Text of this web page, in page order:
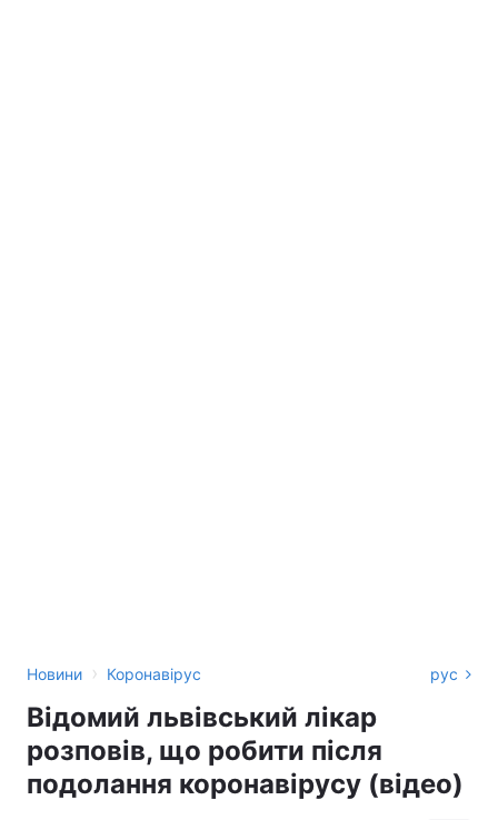
Новини › Коронавірус рус
Відомий львівський лікар
розповів, що робити після
подолання коронавірусу (відео)